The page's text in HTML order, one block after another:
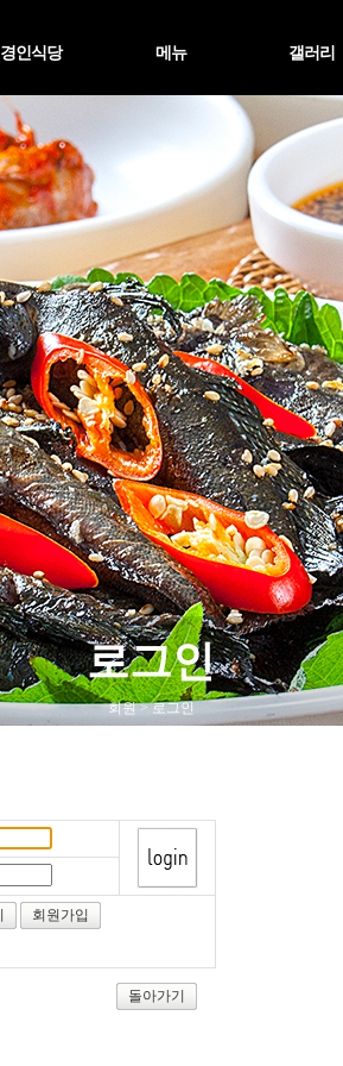
경인식당 메뉴 갤러리
로그인
회원 > 로그인
회원가입
돌아가기